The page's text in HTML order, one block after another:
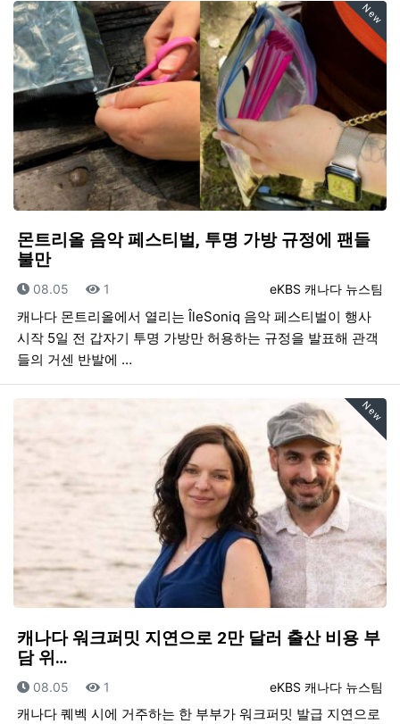
New
몬트리올 음악 페스티벌, 투명 가방 규정에 팬들
불만
등록자
eKBS 캐나다 뉴스팀
등록일
08.05 조회
1
캐나다 몬트리올에서 열리는 ÎleSoniq 음악 페스티벌이 행사
시작 5일 전 갑자기 투명 가방만 허용하는 규정을 발표해 관객
들의 거센 반발에 …
New
캐나다 워크퍼밋 지연으로 2만 달러 출산 비용 부
담 위…
등록자
eKBS 캐나다 뉴스팀
등록일
08.05 조회
1
캐나다 퀘벡 시에 거주하는 한 부부가 워크퍼밋 발급 지연으로